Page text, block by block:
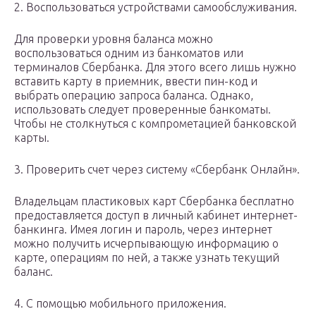
2. Воспользоваться устройствами самообслуживания.
Для проверки уровня баланса можно
воспользоваться одним из банкоматов или
терминалов Сбербанка. Для этого всего лишь нужно
вставить карту в приемник, ввести пин-код и
выбрать операцию запроса баланса. Однако,
использовать следует проверенные банкоматы.
Чтобы не столкнуться с компрометацией банковской
карты.
3. Проверить счет через систему «Сбербанк Онлайн».
Владельцам пластиковых карт Сбербанка бесплатно
предоставляется доступ в личный кабинет интернет-
банкинга. Имея логин и пароль, через интернет
можно получить исчерпывающую информацию о
карте, операциям по ней, а также узнать текущий
баланс.
4. С помощью мобильного приложения.